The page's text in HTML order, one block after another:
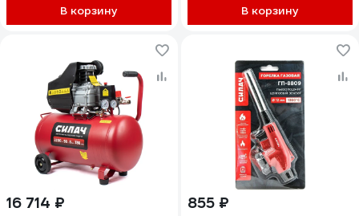
В корзину В корзину
16 714 ₽ 855 ₽